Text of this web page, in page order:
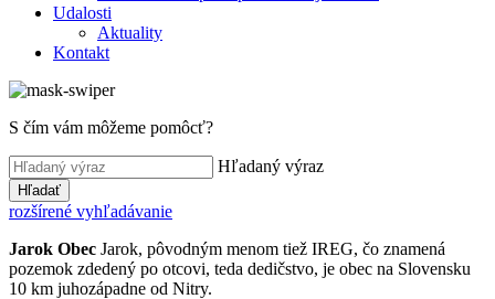
Udalosti
Aktuality
Kontakt
S čím vám môžeme pomôcť?
Hľadaný výraz
Hľadať
rozšírené vyhľadávanie
Jarok Obec Jarok, pôvodným menom tiež IREG, čo znamená
pozemok zdedený po otcovi, teda dedičstvo, je obec na Slovensku
10 km juhozápadne od Nitry.